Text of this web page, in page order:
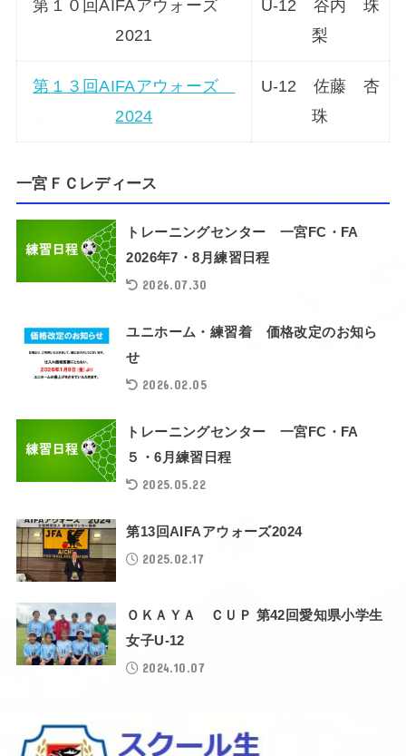
第１０回AIFAアウォーズ
2021
U-12 谷内 珠
梨
第１３回AIFAアウォーズ
2024
U-12 佐藤 杏
珠
一宮ＦＣレディース
トレーニングセンター 一宮FC・FA
2026年7・8月練習日程
2026.07.30
ユニホーム・練習着 価格改定のお知ら
せ
2026.02.05
トレーニングセンター 一宮FC・FA
５・6月練習日程
2025.05.22
第13回AIFAアウォーズ2024
2025.02.17
ＯＫＡＹＡ ＣＵＰ 第42回愛知県小学生
女子U-12
2024.10.07